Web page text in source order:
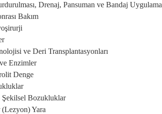
Drenaj, Pansuman ve Bandaj
Bakım
ve Deri Transplantasyonları
Enzimler
Denge
Bozukluklar
Yara